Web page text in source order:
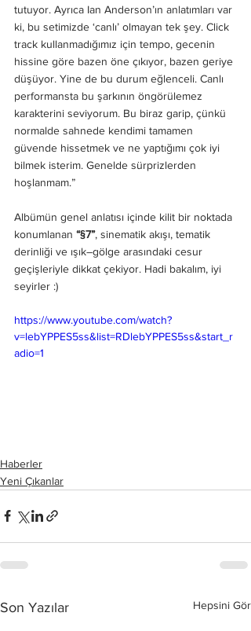
tutuyor. Ayrıca Ian Anderson’ın anlatımları var
ki, bu setimizde ‘canlı’ olmayan tek şey. Click
track kullanmadığımız için tempo, gecenin
hissine göre bazen öne çıkıyor, bazen geriye
düşüyor. Yine de bu durum eğlenceli. Canlı
performansta bu şarkının öngörülemez
karakterini seviyorum. Bu biraz garip, çünkü
normalde sahnede kendimi tamamen
güvende hissetmek ve ne yaptığımı çok iyi
bilmek isterim. Genelde sürprizlerden
hoşlanmam.”
Albümün genel anlatısı içinde kilit bir noktada
konumlanan “§7”, sinematik akışı, tematik
derinliği ve ışık–gölge arasındaki cesur
geçişleriyle dikkat çekiyor. Hadi bakalım, iyi
seyirler :)
https://www.youtube.com/watch?
v=lebYPPES5ss&list=RDlebYPPES5ss&start_r
adio=1
Haberler
Yeni Çıkanlar
Son Yazılar Hepsini Gör